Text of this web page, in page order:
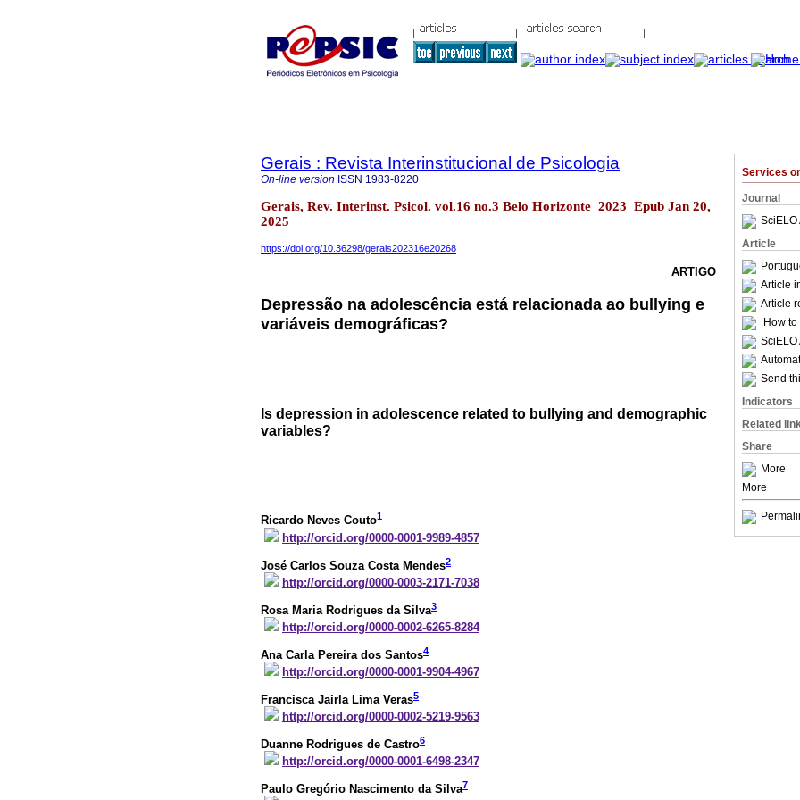
Services
Journal
SciELO
Article
Article
Article
How
SciELO
Send
Indicators
Related
Share
More
More
Gerais : Revista Interinstitucional de Psicologia
On-line version ISSN 1983-8220
Gerais, Rev. Interinst. Psicol. vol.16 no.3 Belo Horizonte 2023 Epub Jan 20,
2025
https://doi.org/10.36298/gerais202316e20268
ARTIGO
Depressão na adolescência está relacionada ao bullying e
variáveis demográficas?
Is depression in adolescence related to bullying and demographic
variables?
Ricardo Neves Couto1
http://orcid.org/0000-0001-9989-4857
José Carlos Souza Costa Mendes2
http://orcid.org/0000-0003-2171-7038
Rosa Maria Rodrigues da Silva3
http://orcid.org/0000-0002-6265-8284
Ana Carla Pereira dos Santos4
http://orcid.org/0000-0001-9904-4967
Francisca Jairla Lima Veras5
http://orcid.org/0000-0002-5219-9563
Duanne Rodrigues de Castro6
http://orcid.org/0000-0001-6498-2347
Paulo Gregório Nascimento da Silva7